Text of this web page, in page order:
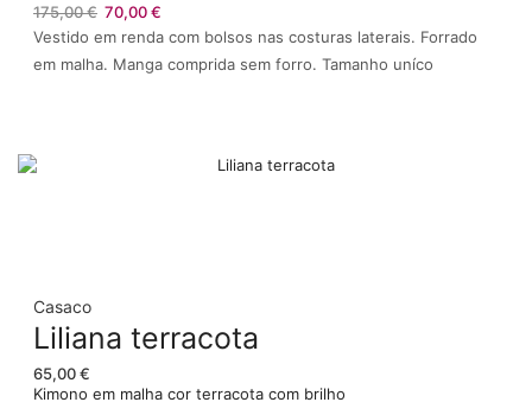
175,00€ O
preço
original
70,00€
preço
Vestido em renda com bolsos nas costuras laterais. Forrado
em malha. Manga comprida sem forro. Tamanho uníco
Casaco
Liliana terracota
65,00€
Kimono em malha cor terracota com brilho